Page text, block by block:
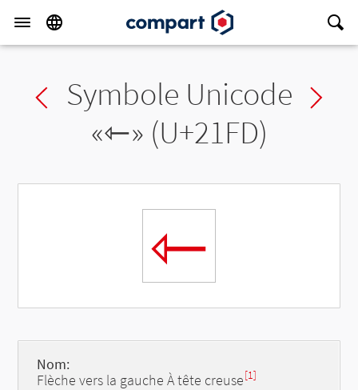
Previous char
Symbole Unicode
«⇽» (U+21FD)
⇽
Nom:
Flèche vers la gauche À tête creuse[1]